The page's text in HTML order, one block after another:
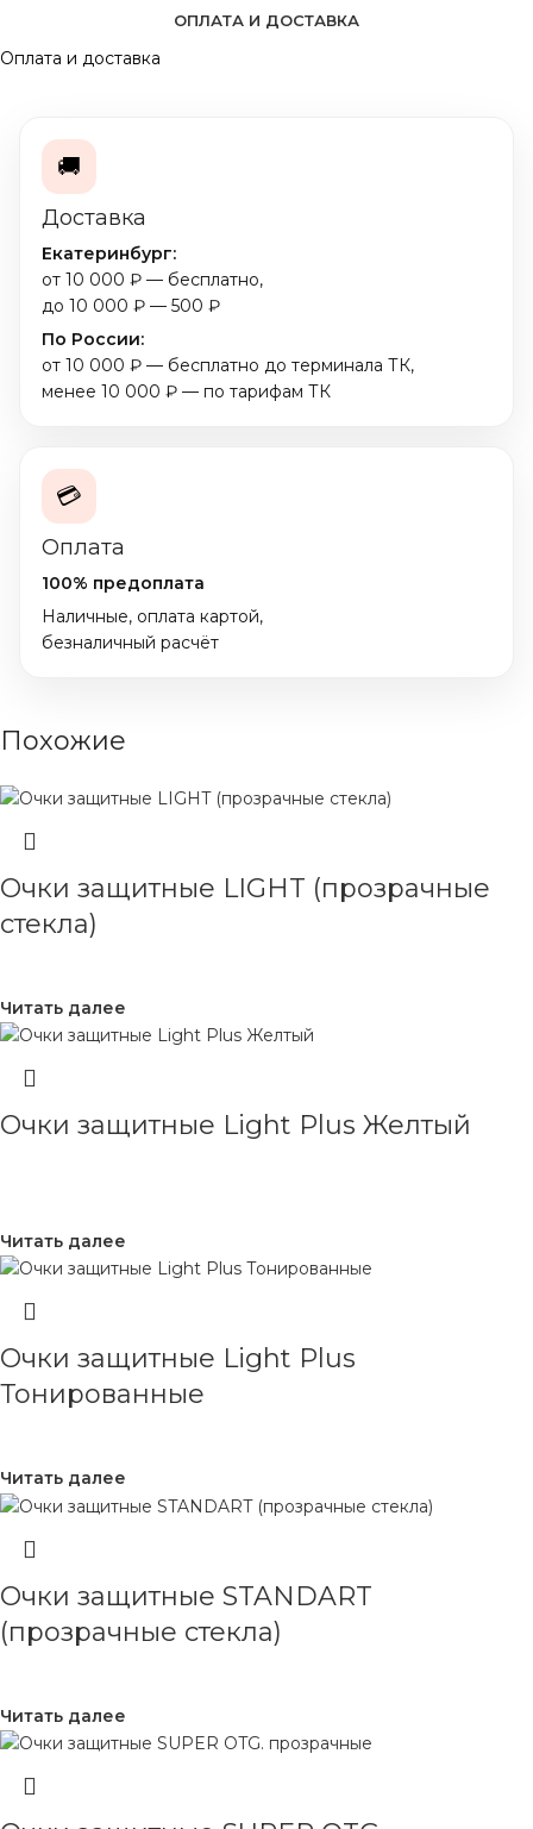
ОПЛАТА И ДОСТАВКА
Оплата и доставка
🚚
Доставка
Екатеринбург:
от 10 000 ₽ — бесплатно,
до 10 000 ₽ — 500 ₽
По России:
от 10 000 ₽ — бесплатно до терминала ТК,
менее 10 000 ₽ — по тарифам ТК
💳
Оплата
100% предоплата
Наличные, оплата картой,
безналичный расчёт
Похожие
Очки защитные LIGHT (прозрачные
стекла)
Читать далее
Очки защитные Light Plus Желтый
Читать далее
Очки защитные Light Plus
Тонированные
Читать далее
Очки защитные STANDART
(прозрачные стекла)
Читать далее